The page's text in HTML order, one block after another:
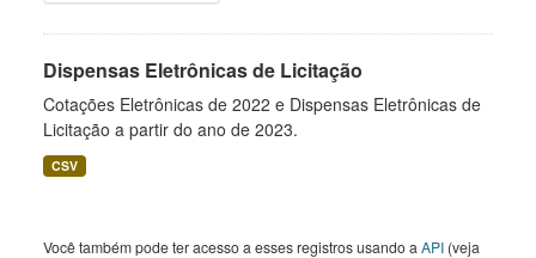
Dispensas Eletrônicas de Licitação
Cotações Eletrônicas de 2022 e Dispensas Eletrônicas de
Licitação a partir do ano de 2023.
CSV
Você também pode ter acesso a esses registros usando a API (veja